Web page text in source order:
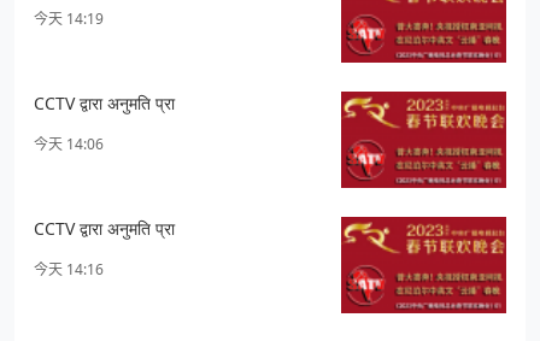
今天 14:19
CCTV द्वारा अनुमति प्रा
今天 14:06
CCTV द्वारा अनुमति प्रा
今天 14:16